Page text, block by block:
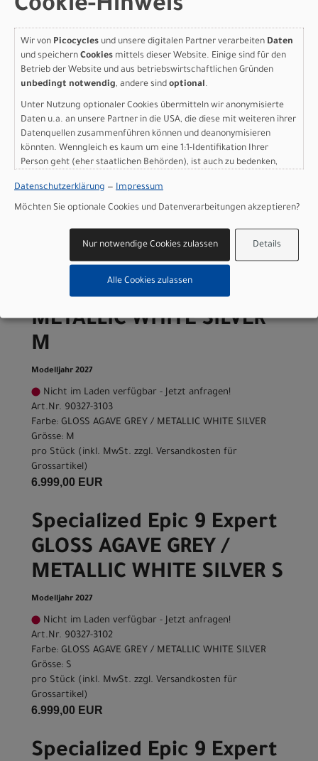
Sattelstütze: X-Fusion Manic, 30.9, SM: 125mm, M:
Gewicht: 10.95 kg (24 lb, 2.2 oz)
Herstellerdaten gem. GPSR
Hauptstr. 4
D-83607 Holzkirchen
+49 8024 90 288 01
Varianten
Specialized Epic 9 Expert
GLOSS AGAVE GREY /
METALLIC WHITE SILVER
M
Modelljahr 2027
Nicht im Laden verfügbar - Jetzt anfragen!
Art.Nr. 90327-3103
Farbe: GLOSS AGAVE GREY / METALLIC WHITE SILVER
Grösse: M
pro Stück (inkl. MwSt. zzgl. Versandkosten für
Grossartikel)
6.999,00 EUR
Specialized Epic 9 Expert
GLOSS AGAVE GREY /
METALLIC WHITE SILVER S
Modelljahr 2027
Nicht im Laden verfügbar - Jetzt anfragen!
Art.Nr. 90327-3102
Farbe: GLOSS AGAVE GREY / METALLIC WHITE SILVER
Grösse: S
pro Stück (inkl. MwSt. zzgl. Versandkosten für
Grossartikel)
6.999,00 EUR
Specialized Epic 9 Expert
Cookie-Hinweis
Wir von Picocycles und unsere digitalen Partner verarbeiten Daten
und speichern Cookies mittels dieser Website. Einige sind für den
Betrieb der Website und aus betriebswirtschaftlichen Gründen
unbedingt notwendig, andere sind optional.
Unter Nutzung optionaler Cookies übermitteln wir anonymisierte
Daten u.a. an unsere Partner in die USA, die diese mit weiteren ihrer
Datenquellen zusammenführen können und deanonymisieren
könnten. Wenngleich es kaum um eine 1:1-Identifikation Ihrer
Person geht (eher staatlichen Behörden), ist auch zu bedenken,
sind wie bei uns in der Europäischen Union.
Datenschutzerklärung — Impressum
Möchten Sie optionale Cookies und Datenverarbeitungen akzeptieren?
Details
Nur notwendige Cookies zulassen
Alle Cookies zulassen